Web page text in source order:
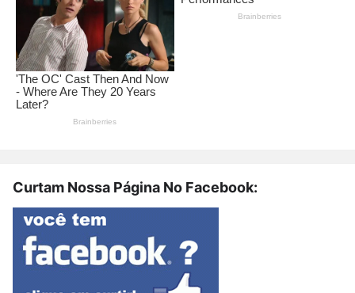
Curtam Nossa Página No Facebook: